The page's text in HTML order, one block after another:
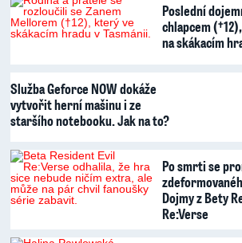
Poslední dojemné rozloučení s
chlapcem
na skákacím
Služba Geforce NOW dokáže
vytvořit herní mašinu i ze
staršího notebooku. Jak na to?
Po smrti se
Dojmy z Bety
Re:Verse